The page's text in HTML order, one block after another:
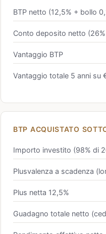
BTP netto (12,5% + bollo
Conto deposito netto
Vantaggio BTP
Vantaggio totale 5 anni su
BTP ACQUISTATO
Importo investito (98% di
Plusvalenza a scadenza
Plus netta 12,5%
Guadagno totale netto